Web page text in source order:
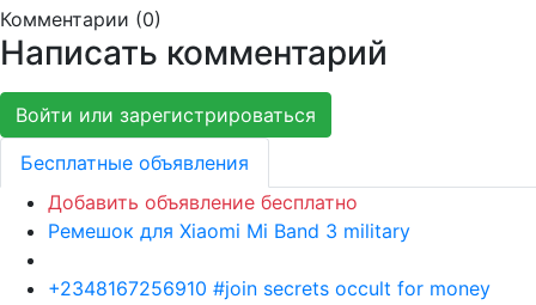
Комментарии (0)
Написать комментарий
Войти или зарегистрироваться
Бесплатные объявления
Добавить объявление бесплатно
Ремешок для Xiaomi Mi Band 3 military
+2348167256910 #join secrets occult for money